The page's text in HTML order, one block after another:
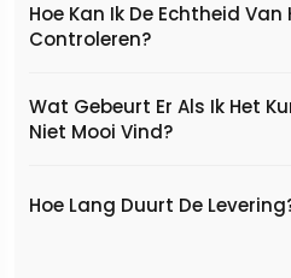
Hoe Kan Ik De Echtheid
Controleren?
Wat Gebeurt Er Als Ik Het
Niet Mooi Vind?
Hoe Lang Duurt De